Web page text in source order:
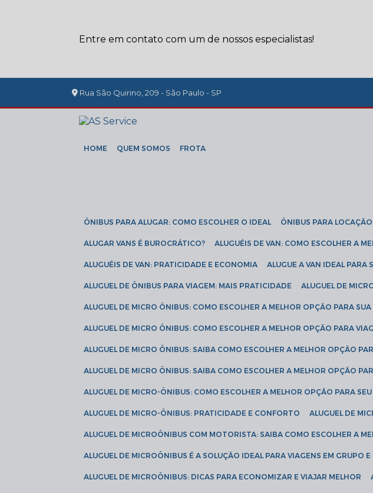
Entre em contato com um de nossos especialistas!
Rua São Quirino, 209 - São Paulo - SP
HOME QUEM SOMOS FROTA
ÔNIBUS PARA ALUGAR: COMO ESCOLHER O IDEAL ÔNIBUS PARA
ALUGAR VANS É BUROCRÁTICO? ALUGUÉIS DE VAN: COMO ESCOLHER A
ALUGUÉIS DE VAN: PRATICIDADE E ECONOMIA ALUGUE A VAN IDEAL
ALUGUEL DE ÔNIBUS PARA VIAGEM: MAIS PRATICIDADE ALUGUEL DE
ALUGUEL DE MICRO ÔNIBUS: COMO ESCOLHER A MELHOR OPÇÃO PARA
ALUGUEL DE MICRO ÔNIBUS: COMO ESCOLHER A MELHOR OPÇÃO PARA
ALUGUEL DE MICRO ÔNIBUS: SAIBA COMO ESCOLHER A MELHOR OPÇÃO
ALUGUEL DE MICRO ÔNIBUS: SAIBA COMO ESCOLHER A MELHOR OPÇÃO
ALUGUEL DE MICRO-ÔNIBUS: COMO ESCOLHER A MELHOR OPÇÃO PARA
ALUGUEL DE MICRO-ÔNIBUS: PRATICIDADE E CONFORTO ALUGUEL DE
ALUGUEL DE MICROÔNIBUS COM MOTORISTA: SAIBA COMO ESCOLHER A
ALUGUEL DE MICROÔNIBUS É A SOLUÇÃO IDEAL PARA VIAGENS EM GRUPO
ALUGUEL DE MICROÔNIBUS: DICAS PARA ECONOMIZAR E VIAJAR MELHOR